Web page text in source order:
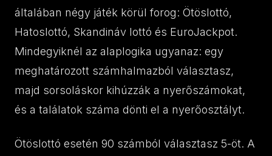
általában négy játék körül forog: Ötöslottó,
Hatoslottó, Skandináv lottó és EuroJackpot.
Mindegyiknél az alaplogika ugyanaz: egy
meghatározott számhalmazból választasz,
majd sorsoláskor kihúzzák a nyerőszámokat,
és a találatok száma dönti el a nyerőosztályt.
Ötöslottó esetén 90 számból választasz 5-öt. A